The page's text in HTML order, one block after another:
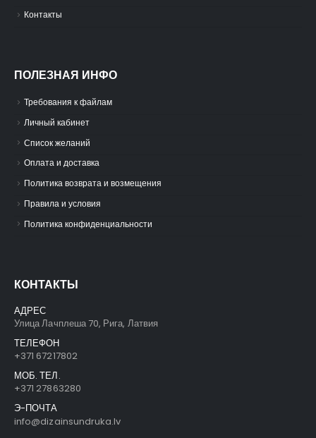
Контакты
ПОЛЕЗНАЯ ИНФО
Требования к файлам
Личный кабинет
Список желаний
Оплата и доставка
Политика возврата и возмещения
Правила и условия
Политика конфиденциальности
КОНТАКТЫ
АДРЕС
Улица Лачплеша 70, Рига, Латвия
ТЕЛЕФОН
+371 67217802
МОБ. ТЕЛ.
+371 27863280
Э-ПОЧТА
info@dizainsundruka.lv